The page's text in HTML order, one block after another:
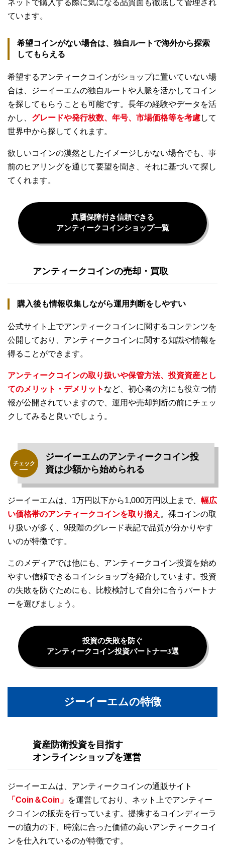
ネットで購入する際に気になる品質面も徹底して管理され
ています。
希望コインがない場合は、独自ルートで海外から探索
してもらえる
希望するアンティークコインがショップに置いていない場
合は、ジーイーエムの独自ルートや人脈を活かしてコイン
を探してもらうことも可能です。長年の経験やデータを活
かし、 グレードや発行枚数、年号、市場価格等を考慮して
世界中から探してくれます。
欲しいコインの漠然としたイメージしかない場合でも、事
前のヒアリングを通じて要望を聞き、それに基づいて探し
てくれます。
真贋保障付き信頼できる
アンティークコインショップ一覧
アンティークコインの売却・買取
購入後も情報収集しながら運用判断をしやすい
公式サイト上でアンティークコインに関するコンテンツを
公開しており、アンティークコインに関する知識や情報を
得ることができます。
アンティークコインの取り扱いや保管方法、投資資産とし
てのメリット・デメリット など、初心者の方にも役立つ情
報が公開されていますので、運用や売却判断の前にチェッ
クしてみると良いでしょう。
ジーイーエムのアンティークコイン投
資は少額から始められる
ジーイーエムは、1万円以下から1,000万円以上まで、 幅広
い価格帯のアンティークコインを取り揃え 。裸コインの取
り扱いが多く、9段階のグレード表記で品質が分かりやす
いのが特徴です。
このメディアでは他にも、アンティークコイン投資を始め
やすい信頼できるコインショップを紹介しています。投資
の失敗を防ぐためにも、比較検討して自分に合うパートナ
ーを選びましょう。
投資の失敗を防ぐ
アンティークコイン投資パートナー3選
ジーイーエムの特徴
資産防衛投資を目指す
オンラインショップを運営
ジーイーエムは、アンティークコインの通販サイト
「Coin＆Coin」 を運営しており、ネット上でアンティー
クコインの販売を行っています。提携するコインディーラ
ーの協力の下、時流に合った価値の高いアンティークコイ
ンを仕入れているのが特徴です。